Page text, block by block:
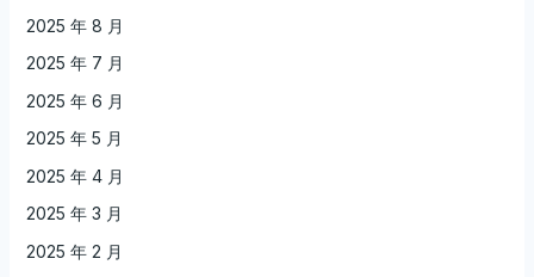
2025 年 8 月
2025 年 7 月
2025 年 6 月
2025 年 5 月
2025 年 4 月
2025 年 3 月
2025 年 2 月